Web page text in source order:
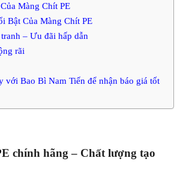
Màng Chít PE
Bật Của Màng Chít PE
– Ưu đãi hấp dẫn
rãi
với Bao Bì Nam Tiến để nhận báo giá tốt
chính hãng – Chất lượng tạo